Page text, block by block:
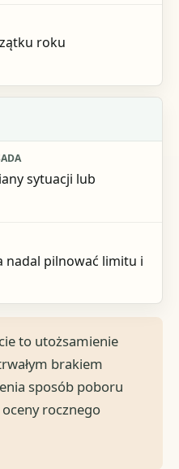
roku
sytuacji lub
nadal pilnować limitu i
to utożsamienie
brakiem
sposób poboru
rocznego